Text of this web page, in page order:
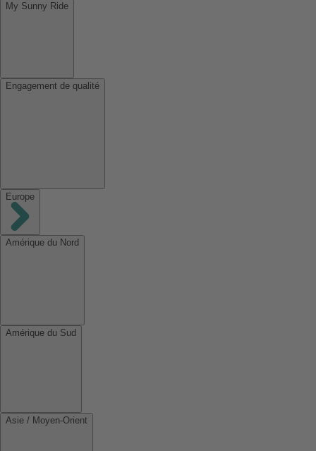
My Sunny Ride
Engagement de qualité
Europe
Amérique du Nord
Amérique du Sud
Asie / Moyen-Orient